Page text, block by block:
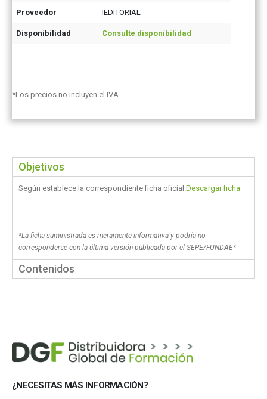
Proveedor IEDITORIAL
Disponibilidad Consulte disponibilidad
*Los precios no incluyen el IVA.
Objetivos
Según establece la correspondiente ficha oficial.Descargar ficha
*La ficha suministrada es meramente informativa y podría no
corresponderse con la última versión publicada por el SEPE/FUNDAE*
Contenidos
¿NECESITAS MÁS INFORMACIÓN?